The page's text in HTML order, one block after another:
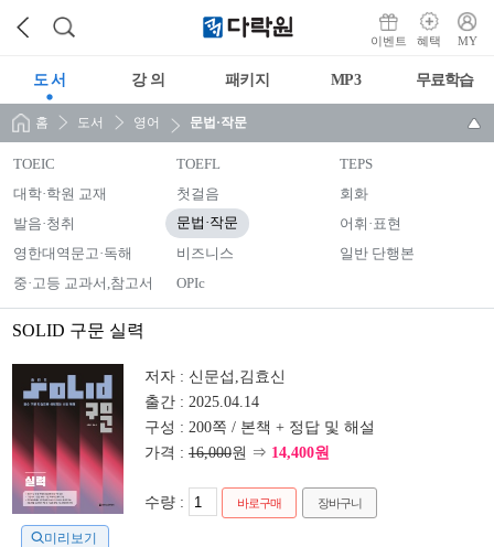
이벤트 혜택 MY
도 서 강 의 패키지 MP3 무료학습
홈 도서 영어 문법·작문
TOEIC TOEFL
TEPS
대학·학원 교재
첫걸음
회화
발음·청취
문법·작문
어휘·표현
영한대역문고·독해
비즈니스
일반 단행본
중·고등 교과서,참고서
OPIc
SOLID 구문 실력
미리보기
저자 : 신문섭,김효신
출간 : 2025.04.14
구성 : 200쪽 / 본책 + 정답 및 해설
가격 : 16,000원 ⇒ 14,400원
수량 : 바로구매 장바구니